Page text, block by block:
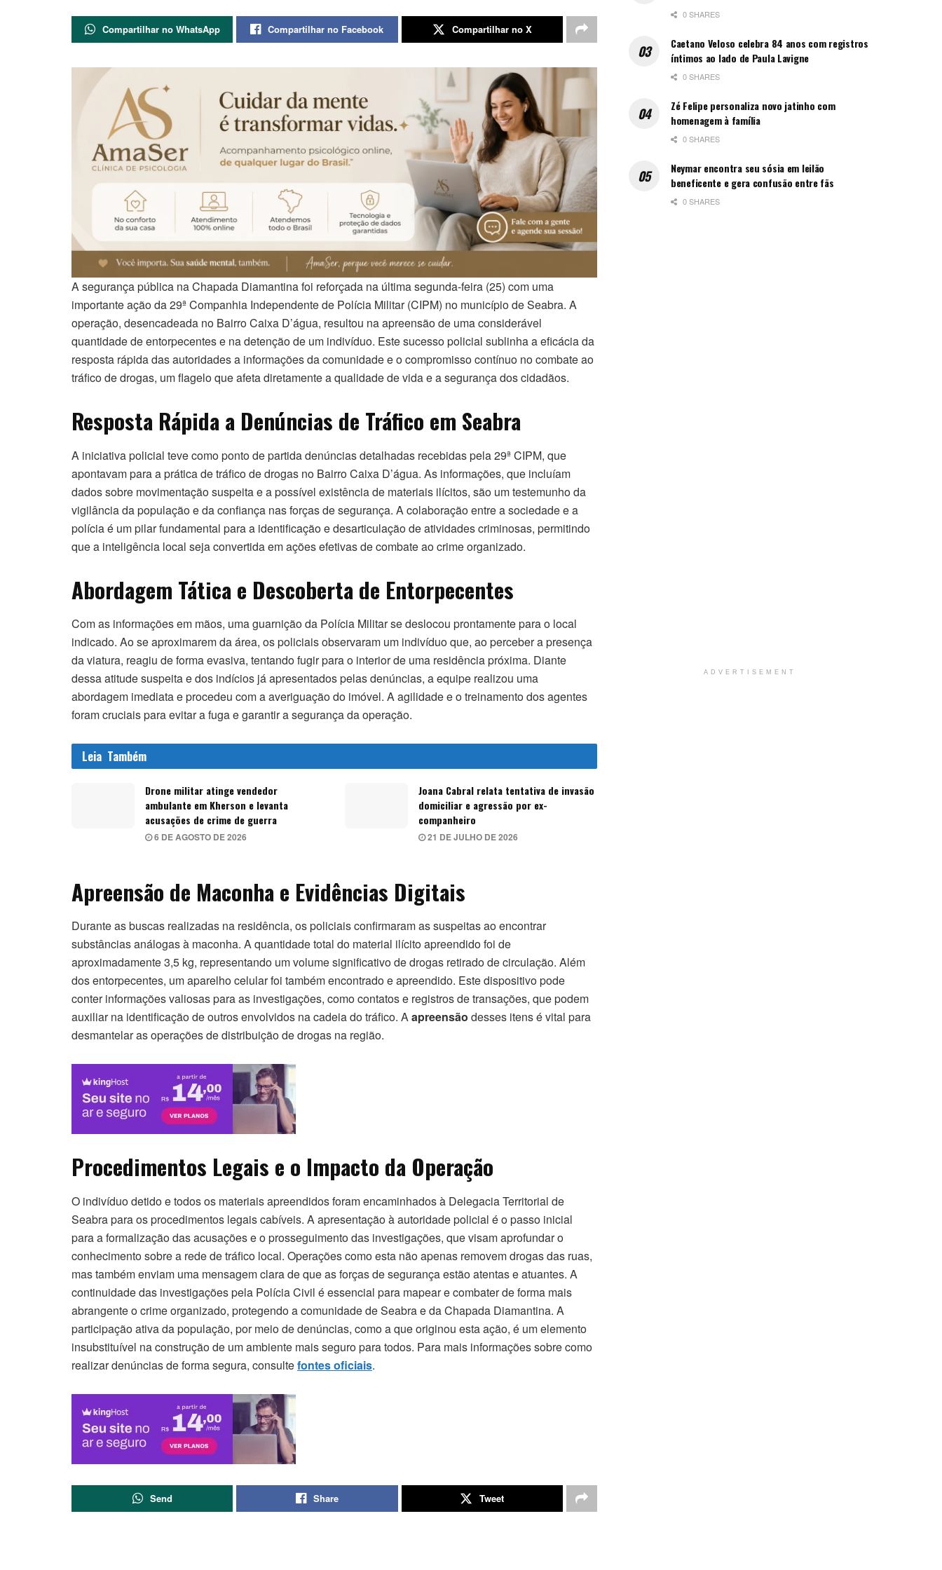
Compartilhar no WhatsApp Compartilhar no Facebook Compartilhar no X
A segurança pública na Chapada Diamantina foi reforçada na última segunda-feira (25) com uma
importante ação da 29ª Companhia Independente de Polícia Militar (CIPM) no município de Seabra. A
operação, desencadeada no Bairro Caixa D’água, resultou na apreensão de uma considerável
quantidade de entorpecentes e na detenção de um indivíduo. Este sucesso policial sublinha a eficácia da
resposta rápida das autoridades a informações da comunidade e o compromisso contínuo no combate ao
tráfico de drogas, um flagelo que afeta diretamente a qualidade de vida e a segurança dos cidadãos.
Resposta Rápida a Denúncias de Tráfico em Seabra
A iniciativa policial teve como ponto de partida denúncias detalhadas recebidas pela 29ª CIPM, que
apontavam para a prática de tráfico de drogas no Bairro Caixa D’água. As informações, que incluíam
dados sobre movimentação suspeita e a possível existência de materiais ilícitos, são um testemunho da
vigilância da população e da confiança nas forças de segurança. A colaboração entre a sociedade e a
polícia é um pilar fundamental para a identificação e desarticulação de atividades criminosas, permitindo
que a inteligência local seja convertida em ações efetivas de combate ao crime organizado.
Abordagem Tática e Descoberta de Entorpecentes
Com as informações em mãos, uma guarnição da Polícia Militar se deslocou prontamente para o local
indicado. Ao se aproximarem da área, os policiais observaram um indivíduo que, ao perceber a presença
da viatura, reagiu de forma evasiva, tentando fugir para o interior de uma residência próxima. Diante
dessa atitude suspeita e dos indícios já apresentados pelas denúncias, a equipe realizou uma
abordagem imediata e procedeu com a averiguação do imóvel. A agilidade e o treinamento dos agentes
foram cruciais para evitar a fuga e garantir a segurança da operação.
Leia Também
Drone militar atinge vendedor
ambulante em Kherson e levanta
acusações de crime de guerra
6 DE AGOSTO DE 2026
Joana Cabral relata tentativa de invasão
domiciliar e agressão por ex-
companheiro
21 DE JULHO DE 2026
Apreensão de Maconha e Evidências Digitais
Durante as buscas realizadas na residência, os policiais confirmaram as suspeitas ao encontrar
substâncias análogas à maconha. A quantidade total do material ilícito apreendido foi de
aproximadamente 3,5 kg, representando um volume significativo de drogas retirado de circulação. Além
dos entorpecentes, um aparelho celular foi também encontrado e apreendido. Este dispositivo pode
conter informações valiosas para as investigações, como contatos e registros de transações, que podem
auxiliar na identificação de outros envolvidos na cadeia do tráfico. Aapreensão desses itens é vital para
desmantelar as operações de distribuição de drogas na região.
Procedimentos Legais e o Impacto da Operação
O indivíduo detido e todos os materiais apreendidos foram encaminhados à Delegacia Territorial de
Seabra para os procedimentos legais cabíveis. A apresentação à autoridade policial é o passo inicial
para a formalização das acusações e o prosseguimento das investigações, que visam aprofundar o
conhecimento sobre a rede de tráfico local. Operações como esta não apenas removem drogas das ruas,
mas também enviam uma mensagem clara de que as forças de segurança estão atentas e atuantes. A
continuidade das investigações pela Polícia Civil é essencial para mapear e combater de forma mais
abrangente o crime organizado, protegendo a comunidade de Seabra e da Chapada Diamantina. A
participação ativa da população, por meio de denúncias, como a que originou esta ação, é um elemento
insubstituível na construção de um ambiente mais seguro para todos. Para mais informações sobre como
realizar denúncias de forma segura, consultefontes oficiais.
Send Share Tweet
0 SHARES
Caetano Veloso celebra 84 anos com registros
íntimos ao lado de Paula Lavigne
0 SHARES
Zé Felipe personaliza novo jatinho com
homenagem à família
0 SHARES
Neymar encontra seu sósia em leilão
beneficente e gera confusão entre fãs
0 SHARES
ADVERTISEMENT